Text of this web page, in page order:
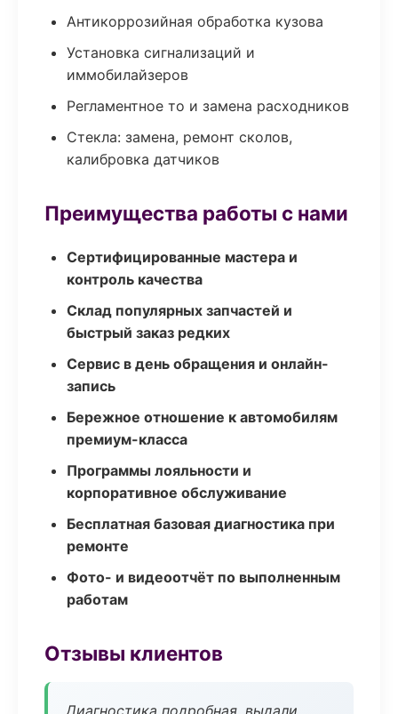
Антикоррозийная обработка кузова
Установка сигнализаций и
иммобилайзеров
Регламентное то и замена расходников
Стекла: замена, ремонт сколов,
калибровка датчиков
Преимущества работы с нами
Сертифицированные мастера и
контроль качества
Склад популярных запчастей и
быстрый заказ редких
Сервис в день обращения и онлайн-
запись
Бережное отношение к автомобилям
премиум-класса
Программы лояльности и
корпоративное обслуживание
Бесплатная базовая диагностика при
ремонте
Фото- и видеоотчёт по выполненным
работам
Отзывы клиентов
Диагностика подробная, выдали